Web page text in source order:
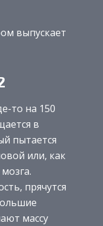
выпускает
то на 150
в
пытается
или, как
прячутся
массу